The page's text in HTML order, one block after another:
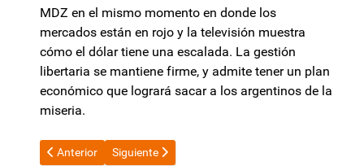
MDZ en el mismo momento en donde los
mercados están en rojo y la televisión muestra
cómo el dólar tiene una escalada. La gestión
libertaria se mantiene firme, y admite tener un plan
económico que logrará sacar a los argentinos de la
miseria.
Artículo anterior: "Está preparando el helicóptero": la severa
Anterior Artículo siguiente: Freno en la obra pública:
Siguiente